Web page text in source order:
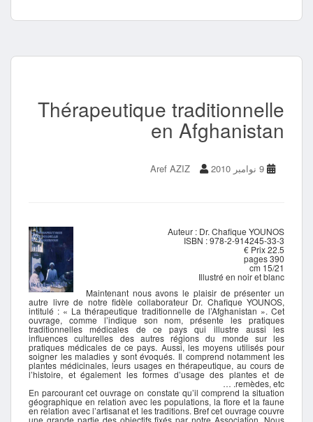
Thérapeutique traditionnelle
en Afghanistan
9 نوامبر 2010 Aref AZIZ
Auteur : Dr. Chafique YOUNOS
ISBN : 978-2-914245-33-3
Prix 22.5 €
390 pages
15/21 cm
Illustré en noir et blanc
Maintenant nous avons le plaisir de présenter un
autre livre de notre fidèle collaborateur Dr. Chafique YOUNOS,
intitulé : « La thérapeutique traditionnelle de l’Afghanistan ». Cet
ouvrage, comme l’indique son nom, présente les pratiques
traditionnelles médicales de ce pays qui illustre aussi les
influences culturelles des autres régions du monde sur les
pratiques médicales de ce pays. Aussi, les moyens utilisés pour
soigner les maladies y sont évoqués. Il comprend notamment les
plantes médicinales, leurs usages en thérapeutique, au cours de
l’histoire, et également les formes d’usage des plantes et de
remèdes, etc. …
En parcourant cet ouvrage on constate qu’il comprend la situation
géographique en relation avec les populations, la flore et la faune
en relation avec l’artisanat et les traditions. Bref cet ouvrage couvre
une grande partie des objectifs fixés par notre Association. Nous